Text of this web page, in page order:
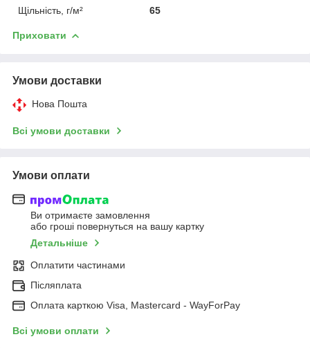
Щільність, г/м²
65
Приховати
Умови доставки
Нова Пошта
Всі умови доставки
Умови оплати
Ви отримаєте замовлення
або гроші повернуться на вашу картку
Детальніше
Оплатити частинами
Післяплата
Оплата карткою Visa, Mastercard - WayForPay
Всі умови оплати